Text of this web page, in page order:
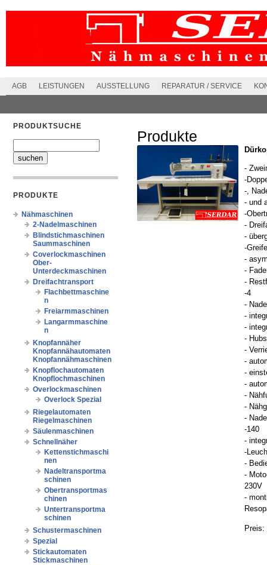
AGB LEISTUNGEN AUSSTELLUNG REPARATUR / SERVICE
PRODUKTSUCHE
PRODUKTE
Nähmaschinen
2-Nadelmaschinen
Blindstichmaschinen
Saummaschinen
Coverlockmaschinen
Ober-
Unterdeckmaschinen
Dreifachtransport
Flachbettmaschine
n
Freiarmmaschinen
Langarmmaschine
n
Knopfannäher
Knopfannähautomaten
Knopfannähmaschinen
Knopflochautomaten
Knopflochmaschinen
Overlockmaschinen
Overlock Spezial
Riegelautomaten
Riegelmaschinen
Säulenmaschinen
Schnellnäher
Kettenstichmaschi
nen
Nadeltransportma
schinen
Obertransportmas
chinen
Untertransportma
schinen
Schustermaschinen
Spezial
Stickautomaten
Stickmaschinen
Produkte
-
-
-,
- und
-
-
-
-
-
-
-
-4
-
-
-
-
-
-
-
-
-
-
-
-140
-
-
-
-
230V
-
Preis: